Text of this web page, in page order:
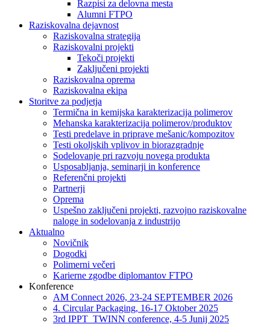
Razpisi za delovna mesta
Alumni FTPO
Raziskovalna dejavnost
Raziskovalna strategija
Raziskovalni projekti
Tekoči projekti
Zaključeni projekti
Raziskovalna oprema
Raziskovalna ekipa
Storitve za podjetja
Termična in kemijska karakterizacija polimerov
Mehanska karakterizacija polimerov/produktov
Testi predelave in priprave mešanic/kompozitov
Testi okoljskih vplivov in biorazgradnje
Sodelovanje pri razvoju novega produkta
Usposabljanja, seminarji in konference
Referenčni projekti
Partnerji
Oprema
Uspešno zaključeni projekti, razvojno raziskovalne
naloge in sodelovanja z industrijo
Aktualno
Novičnik
Dogodki
Polimerni večeri
Karierne zgodbe diplomantov FTPO
Konference
AM Connect 2026, 23-24 SEPTEMBER 2026
4. Circular Packaging, 16-17 Oktober 2025
3rd IPPT_TWINN conference, 4-5 Junij 2025